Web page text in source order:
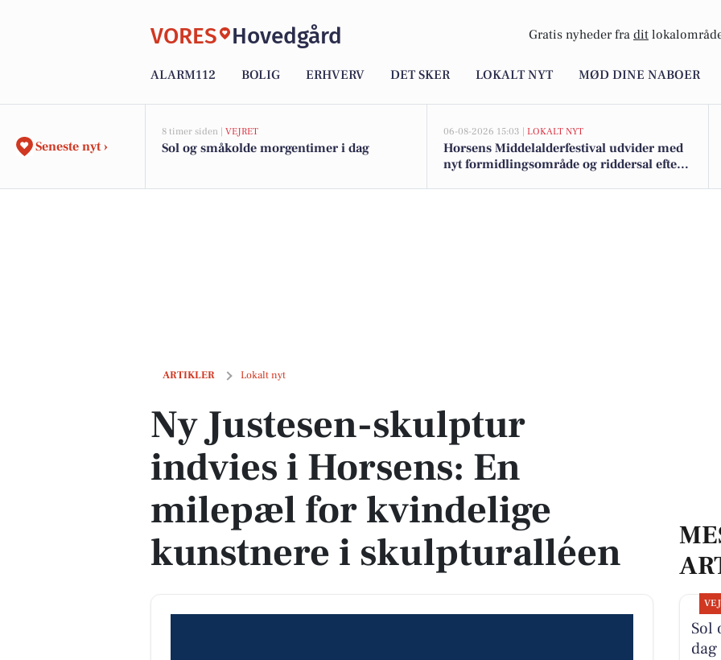
VORES Hovedgård Gratis nyheder fra dit
ALARM112 BOLIG ERHVERV DET SKER LOKALT NYT MØD DINE NABOER
Seneste nyt ›
8 timer siden | VEJRET
Sol og småkolde morgentimer i dag
06-08-2026 15:03 | LOKALT NYT
Horsens Middelalderfestival udvider med
nyt formidlingsområde og riddersal efter
ARTIKLER Lokalt nyt
Ny Justesen-skulptur indvies i Horsens: En milepæl for kvindelige kunstnere i skulpturalléen
Ny Justesen-skulptur
indvies i Horsens: En
milepæl for kvindelige
kunstnere i skulpturalléen
Sol
dag